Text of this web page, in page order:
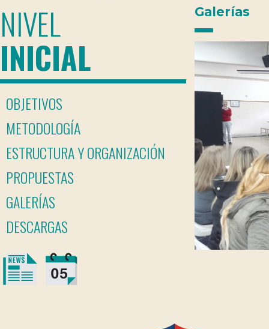
NIVEL
INICIAL
OBJETIVOS
METODOLOGÍA
ESTRUCTURA Y ORGANIZACIÓN
PROPUESTAS
GALERÍAS
DESCARGAS
Galerías